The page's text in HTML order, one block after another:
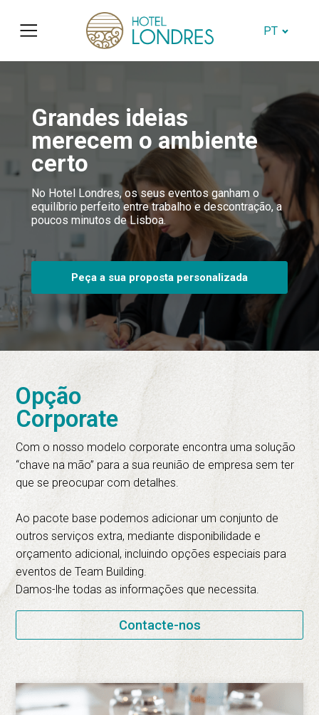
PT
Grandes ideias
merecem o ambiente
certo
No Hotel Londres, os seus eventos ganham o
equilíbrio perfeito entre trabalho e descontração, a
poucos minutos de Lisboa.
Peça a sua proposta personalizada
Opção
Corporate
Com o nosso modelo corporate encontra uma solução
“chave na mão” para a sua reunião de empresa sem ter
que se preocupar com detalhes.
Ao pacote base podemos adicionar um conjunto de
outros serviços extra, mediante disponibilidade e
orçamento adicional, incluindo opções especiais para
eventos de Team Building.
Damos-lhe todas as informações que necessita.
Contacte-nos